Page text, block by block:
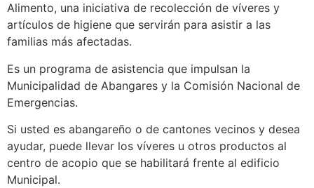
Alimento, una iniciativa de recolección de víveres y
artículos de higiene que servirán para asistir a las
familias más afectadas.
Es un programa de asistencia que impulsan la
Municipalidad de Abangares y la Comisión Nacional de
Emergencias.
Si usted es abangareño o de cantones vecinos y desea
ayudar, puede llevar los víveres u otros productos al
centro de acopio que se habilitará frente al edificio
Municipal.